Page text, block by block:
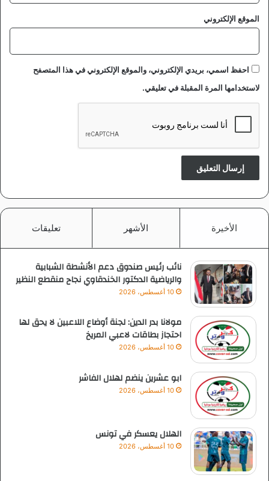
الموقع الإلكتروني
احفظ اسمي، بريدي الإلكتروني، والموقع الإلكتروني في هذا المتصفح
لاستخدامها المرة المقبلة في تعليقي.
الأخيرة الأشهر تعليقات
نائب رئيس صندوق دعم الأنشطة الشبابية
والرياضية الدكتور الخندقاوي نجاح منقطع النظير
10 أغسطس، 2026
مولانا بدر الدين: لجنة أوضاع اللاعبين لا يحق لها
احتجاز بطاقات لاعبي المريخ
10 أغسطس، 2026
ابو عشرين ينضم لهلال الفاشر
10 أغسطس، 2026
الهلال يعسكر في تونس
10 أغسطس، 2026